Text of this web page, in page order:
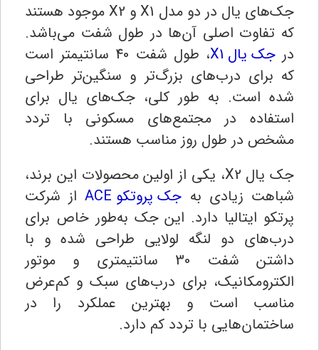
جک‌های یال در دو مدل X1 و X2 موجود هستند
که تفاوت اصلی آن‌ها در طول شفت می‌باشد.
درجک یال X1
، طول شفت 40 سانتیمتر است
که برای درب‌های بزرگ‌تر و سنگین‌تر طراحی
شده است. به طور کلی، جک‌های یال برای
استفاده در مجتمع‌های مسکونی با تردد
مشخص در طول روز مناسب هستند.
جک یال X2
، یکی از اولین محصولات این برند،
شباهت زیادی به جک پروتکو ACE
از شرکت
پرتکو ایتالیا دارد. این جک به‌طور خاص برای
درب‌های دو لنگه لولایی طراحی شده و با
داشتن شفت 30 سانتیمتری و موتور
الکترومکانیک، برای درب‌های سبک و کم‌عرض
مناسب است و بهترین عملکرد را در
ساختمان‌هایی با تردد کم دارد.